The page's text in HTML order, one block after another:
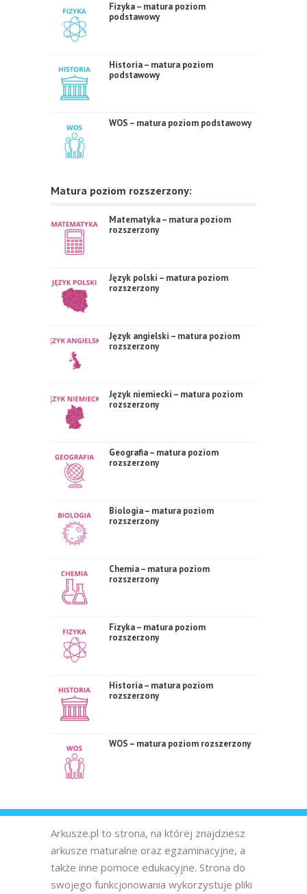
Fizyka – matura poziom
podstawowy
Historia – matura poziom
podstawowy
WOS – matura poziom podstawowy
Matura poziom rozszerzony:
Matematyka – matura poziom
rozszerzony
Język polski – matura poziom
rozszerzony
Język angielski – matura poziom
rozszerzony
Język niemiecki – matura poziom
rozszerzony
Geografia – matura poziom
rozszerzony
Biologia – matura poziom
rozszerzony
Chemia – matura poziom
rozszerzony
Fizyka – matura poziom
rozszerzony
Historia – matura poziom
rozszerzony
WOS – matura poziom rozszerzony
Arkusze.pl to strona, na której znajdziesz
arkusze maturalne oraz egzaminacyjne, a
także inne pomoce edukacyjne. Strona do
swojego funkcjonowania wykorzystuje pliki